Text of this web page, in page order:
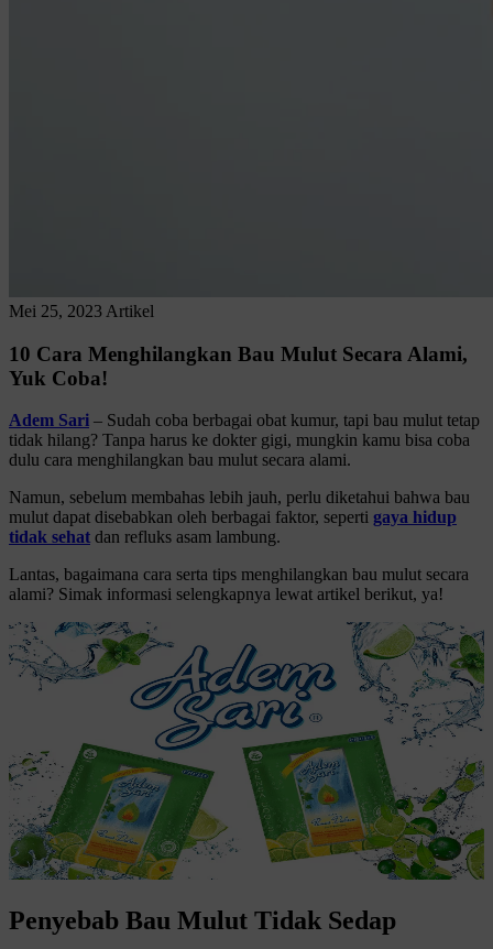
Mei 25, 2023 Artikel
10 Cara Menghilangkan Bau Mulut Secara Alami,
Yuk Coba!
Adem Sari – Sudah coba berbagai obat kumur, tapi bau mulut tetap
tidak hilang? Tanpa harus ke dokter gigi, mungkin kamu bisa coba
dulu cara menghilangkan bau mulut secara alami.
Namun, sebelum membahas lebih jauh, perlu diketahui bahwa bau
mulut dapat disebabkan oleh berbagai faktor, seperti gaya hidup
tidak sehat dan refluks asam lambung.
Lantas, bagaimana cara serta tips menghilangkan bau mulut secara
alami? Simak informasi selengkapnya lewat artikel berikut, ya!
Penyebab Bau Mulut Tidak Sedap